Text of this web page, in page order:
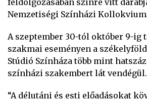
feldolgozásában színre vitt
Nemzetiségi Színházi
A szeptember 30-tól október 9-ig
szakmai eseményen a
Stúdió Színháza több mint
színházi szakembert lát vendégül.
“A délutáni és esti előadásokat